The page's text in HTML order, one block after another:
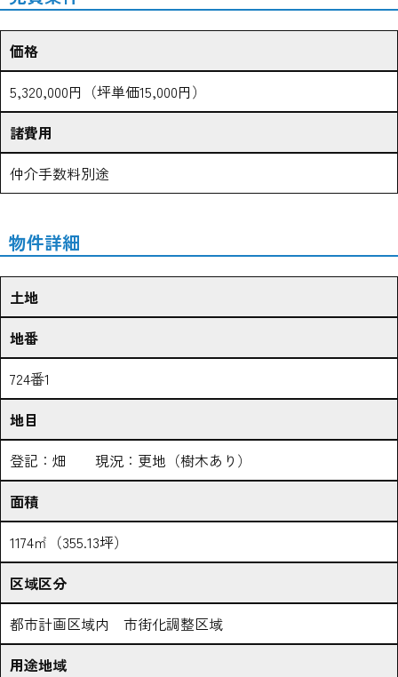
価格
5,320,000円（坪単価15,000円）
諸費用
仲介手数料別途
物件詳細
土地
地番
724番1
地目
登記：畑 現況：更地（樹木あり）
面積
1174㎡（355.13坪）
区域区分
都市計画区域内 市街化調整区域
用途地域